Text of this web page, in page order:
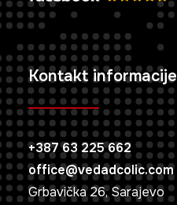
Kontakt informacije
+387 63 225 662
office@vedadcolic.com
Grbavička 26, Sarajevo